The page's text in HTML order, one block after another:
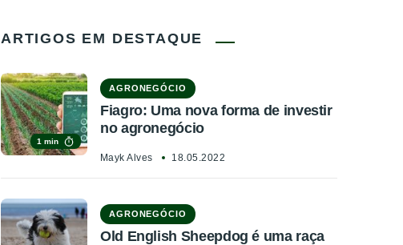
ARTIGOS EM DESTAQUE
1 min
AGRONEGÓCIO
Fiagro: Uma nova forma de investir
no agronegócio
Mayk Alves 18.05.2022
AGRONEGÓCIO
Old English Sheepdog é uma raça